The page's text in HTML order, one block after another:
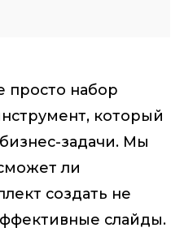
просто набор
который
задачи. Мы
ли
создать не
слайды.